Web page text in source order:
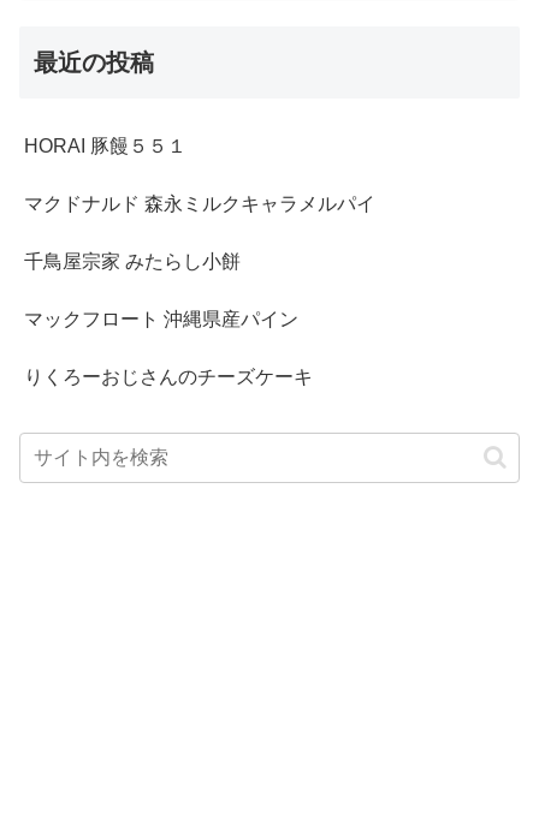
最近の投稿
HORAI 豚饅５５１
マクドナルド 森永ミルクキャラメルパイ
千鳥屋宗家 みたらし小餅
マックフロート 沖縄県産パイン
りくろーおじさんのチーズケーキ